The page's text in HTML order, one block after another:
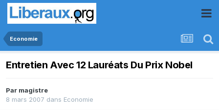
Economie
Entretien Avec 12 Lauréats Du Prix Nobel
Par magistre
8 mars 2007 dans Economie